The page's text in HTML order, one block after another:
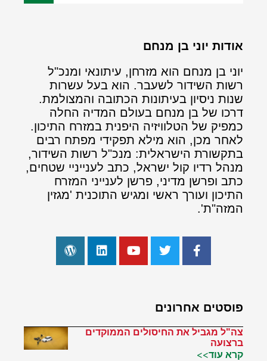
אודות יוני בן מנחם
יוני בן מנחם הוא מזרחן, עיתונאי ומנכ"ל
רשות השידור לשעבר. הוא בעל עשרות
שנות ניסיון בעיתונות הכתובה והמצולמת.
דרכו של בן מנחם בעולם המדיה החלה
כמפיק של הטלוויזיה היפנית במזרח התיכון.
לאחר מכן, הוא מילא תפקידי מפתח רבים
בתקשורת הישראלית: מנכ"ל רשות השידור,
מנהל רדיו קול ישראל, כתב לענייניי שטחים,
כתב ופרשן מדיני, פרשן לענייני המזרח
התיכון ועורך ראשי ומגיש התוכנית 'מגזין
המזה"ת'.
פוסטים אחרונים
צה"ל מגביל את החיסולים הממוקדים
ברצועה
קרא עוד>>